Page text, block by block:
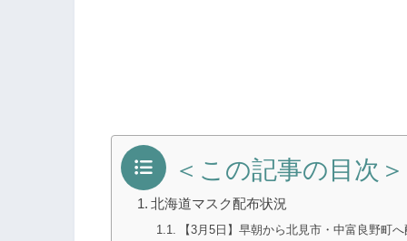
＜この記事の目次＞
北海道マスク配布状況
【3月5日】早朝から北見市・中富良野町